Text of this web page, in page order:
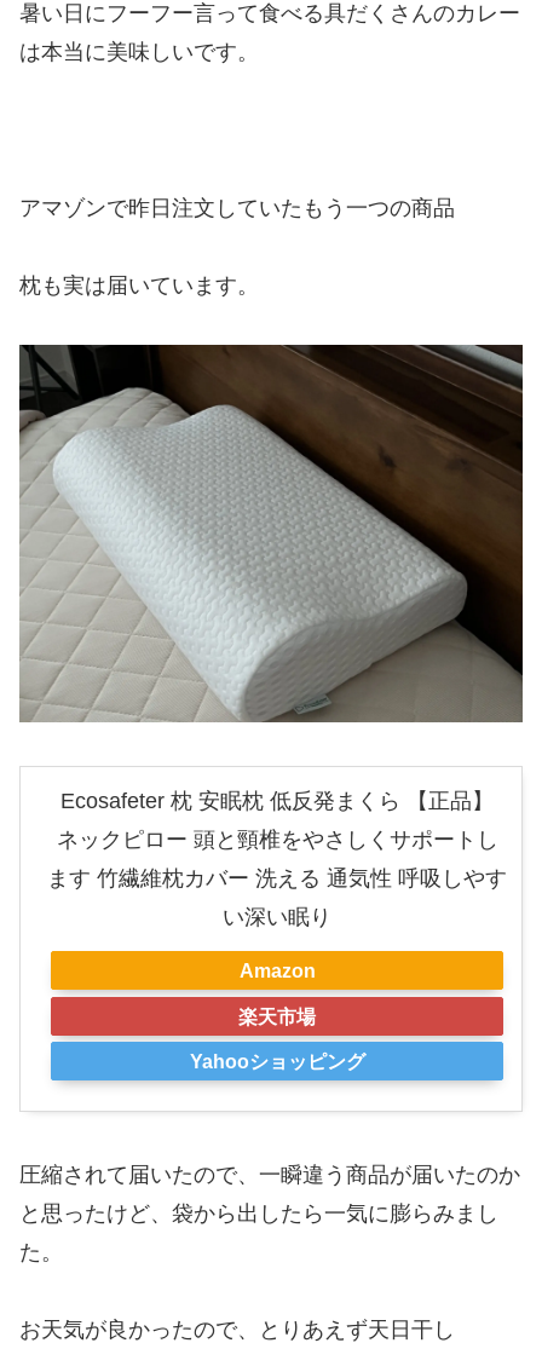
暑い日にフーフー言って食べる具だくさんのカレー
は本当に美味しいです。
アマゾンで昨日注文していたもう一つの商品
枕も実は届いています。
Ecosafeter 枕 安眠枕 低反発まくら 【正品】
ネックピロー 頭と頸椎をやさしくサポートし
ます 竹繊維枕カバー 洗える 通気性 呼吸しやす
い深い眠り
Amazon
楽天市場
Yahooショッピング
圧縮されて届いたので、一瞬違う商品が届いたのか
と思ったけど、袋から出したら一気に膨らみまし
た。
お天気が良かったので、とりあえず天日干し